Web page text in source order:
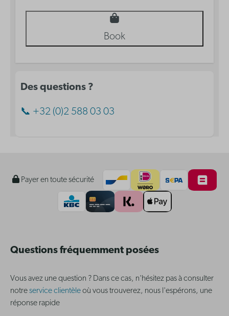
Book
Des questions ?
📞 +32 (0)2 588 03 03
Payer en toute sécurité
Questions fréquemment posées
Vous avez une question ? Dans ce cas, n'hésitez pas à consulter
notreservice clientèleoù vous trouverez, nous l'espérons, une
réponse rapide